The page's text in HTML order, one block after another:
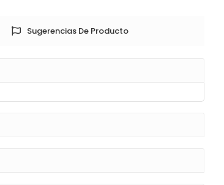
Sugerencias De Producto